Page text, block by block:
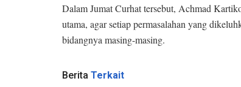
Dalam Jumat Curhat tersebut, Achmad
utama, agar setiap permasalahan yang
bidangnya masing-masing.
Berita Terkait